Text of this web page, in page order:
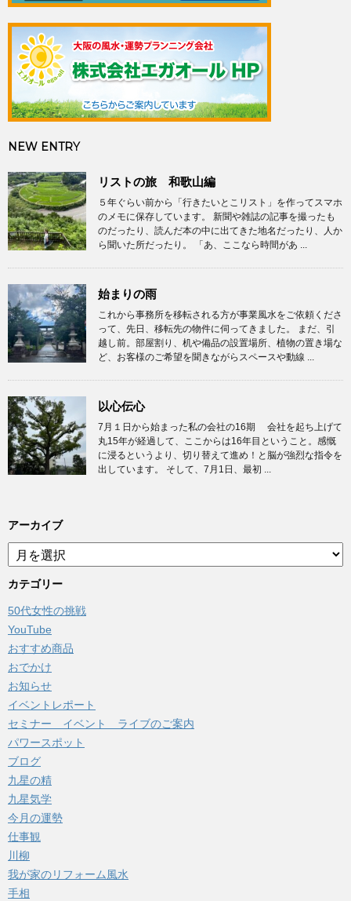
NEW ENTRY
リストの旅 和歌山編
５年ぐらい前から「行きたいとこリスト」を作ってスマホ
のメモに保存しています。 新聞や雑誌の記事を撮ったも
のだったり、読んだ本の中に出てきた地名だったり、人か
ら聞いた所だったり。 「あ、ここなら時間があ ...
始まりの雨
これから事務所を移転される方が事業風水をご依頼くださ
って、先日、移転先の物件に伺ってきました。 まだ、引
越し前。部屋割り、机や備品の設置場所、植物の置き場な
ど、お客様のご希望を聞きながらスペースや動線 ...
以心伝心
7月１日から始まった私の会社の16期 会社を起ち上げて
丸15年が経過して、ここからは16年目ということ。感慨
に浸るというより、切り替えて進め！と脳が強烈な指令を
出しています。 そして、7月1日、最初 ...
アーカイブ
ア
ー
カ
ブ
カテゴリー
50代女性の挑戦
YouTube
おすすめ商品
おでかけ
お知らせ
イベントレポート
セミナー イベント ライブのご案内
パワースポット
ブログ
九星の精
九星気学
今月の運勢
仕事観
川柳
我が家のリフォーム風水
手相